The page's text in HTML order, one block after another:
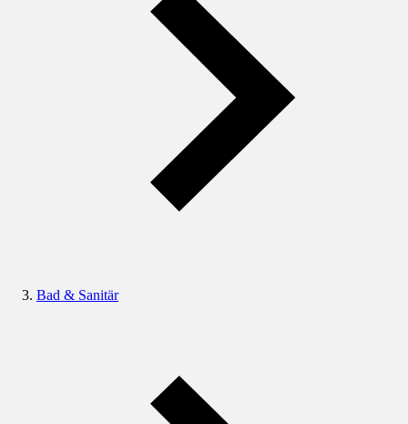
Bad & Sanitär